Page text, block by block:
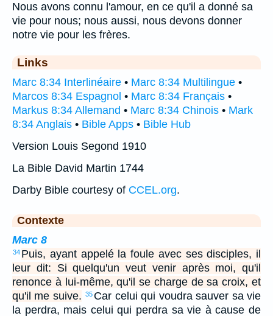
Nous avons connu l'amour, en ce qu'il a donné sa
vie pour nous; nous aussi, nous devons donner
notre vie pour les frères.
Links
Marc 8:34 Interlinéaire • Marc 8:34 Multilingue •
Marcos 8:34 Espagnol • Marc 8:34 Français •
Markus 8:34 Allemand • Marc 8:34 Chinois • Mark
8:34 Anglais • Bible Apps • Bible Hub
Version Louis Segond 1910
La Bible David Martin 1744
Darby Bible courtesy of CCEL.org.
Contexte
Marc 8
34 Puis, ayant appelé la foule avec ses disciples, il
leur dit: Si quelqu'un veut venir après moi, qu'il
renonce à lui-même, qu'il se charge de sa croix, et
qu'il me suive.
35 Car celui qui voudra sauver sa vie
la perdra, mais celui qui perdra sa vie à cause de